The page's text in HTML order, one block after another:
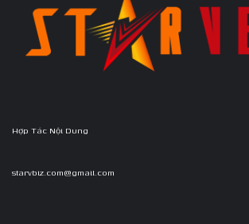
Hợp Tác Nội Dung
starvbiz.com@gmail.com